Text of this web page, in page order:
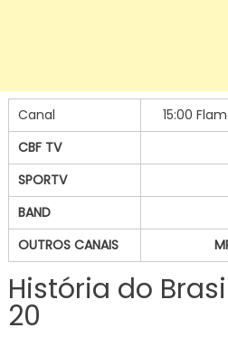
Canal
15:00
CBF TV
SPORTV
BAND
OUTROS CANAIS
História do
20